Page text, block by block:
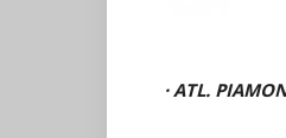
· ATL.